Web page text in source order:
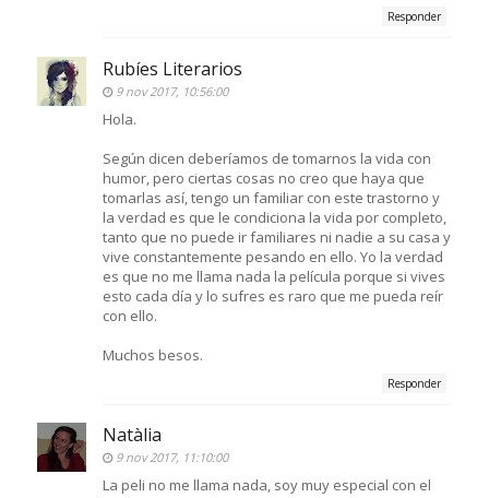
Responder
Rubíes Literarios
9 nov 2017, 10:56:00
Hola.
Según dicen deberíamos de tomarnos la vida con
humor, pero ciertas cosas no creo que haya que
tomarlas así, tengo un familiar con este trastorno y
la verdad es que le condiciona la vida por completo,
tanto que no puede ir familiares ni nadie a su casa y
vive constantemente pesando en ello. Yo la verdad
es que no me llama nada la película porque si vives
esto cada día y lo sufres es raro que me pueda reír
con ello.
Muchos besos.
Responder
Natàlia
9 nov 2017, 11:10:00
La peli no me llama nada, soy muy especial con el